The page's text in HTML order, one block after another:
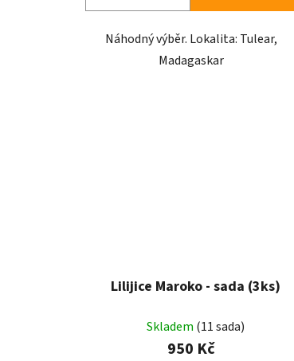
Náhodný výběr. Lokalita: Tulear,
Madagaskar
Lilijice Maroko - sada (3ks)
Skladem (11 sada)
950 Kč